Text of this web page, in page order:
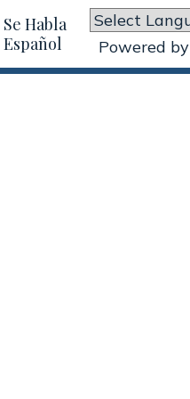
Se Habla
Español
Powered by